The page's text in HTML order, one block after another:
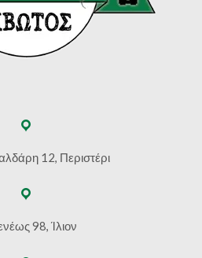
12, Περιστέρι
98, Ίλιον